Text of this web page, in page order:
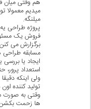
هم وقتی میان
میدیم معمولا
میلنگه.
پروژه طراحی
فروش یک
برگزارش می
مسابقه طراحی
ایجاد یا بررسی
استعداد پرور،
ولی اینکه
تولید کننده
وقتی به صورت
ها زحمت بکشن